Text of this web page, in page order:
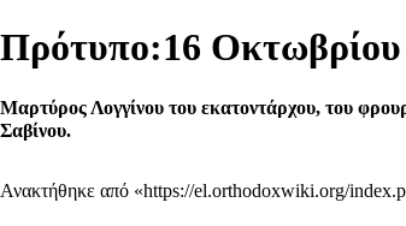
Πρότυπο:16 Οκτωβρίου
Μαρτύρος Λογγίνου του εκατοντάρχου, του
Σαβίνου.
Ανακτήθηκε από «https://el.orthodoxwiki.org/